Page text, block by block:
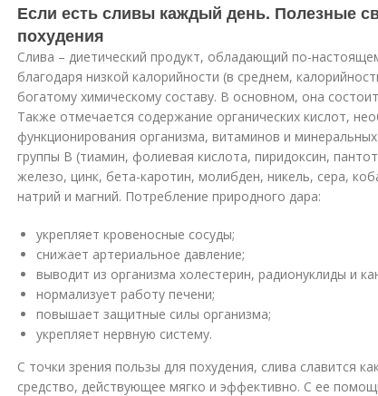
Если есть сливы каждый день. Полезные
похудения
Слива – диетический продукт, обладающий по-
благодаря низкой калорийности (в среднем,
богатому химическому составу. В основном, она
Также отмечается содержание органических кислот,
функционирования организма, витаминов и
группы В (тиамин, фолиевая кислота, пиридоксин,
железо, цинк, бета-каротин, молибден, никель, сера,
натрий и магний. Потребление природного дара:
укрепляет кровеносные сосуды;
снижает артериальное давление;
выводит из организма холестерин, радионуклиды и
нормализует работу печени;
повышает защитные силы организма;
укрепляет нервную систему.
С точки зрения пользы для похудения, слива славится
средство, действующее мягко и эффективно. С ее